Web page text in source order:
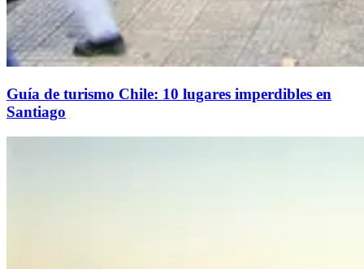
Guía de turismo Chile: 10 lugares imperdibles en
Santiago